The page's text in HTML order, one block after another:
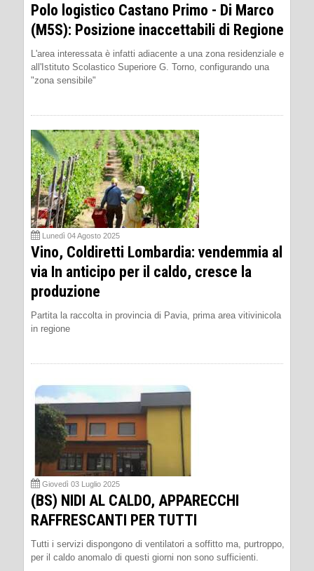
Polo logistico Castano Primo - Di Marco
(M5S): Posizione inaccettabili di Regione
L'area interessata è infatti adiacente a una zona residenziale e
all'Istituto Scolastico Superiore G. Torno, configurando una
"zona sensibile"
Lunedì 04 Agosto 2025
Vino, Coldiretti Lombardia: vendemmia al
via In anticipo per il caldo, cresce la
produzione
Partita la raccolta in provincia di Pavia, prima area vitivinicola
in regione
Giovedì 03 Luglio 2025
(BS) NIDI AL CALDO, APPARECCHI
RAFFRESCANTI PER TUTTI
Tutti i servizi dispongono di ventilatori a soffitto ma, purtroppo,
per il caldo anomalo di questi giorni non sono sufficienti.